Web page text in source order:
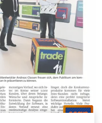
Sprache statt. Jeder
PC.